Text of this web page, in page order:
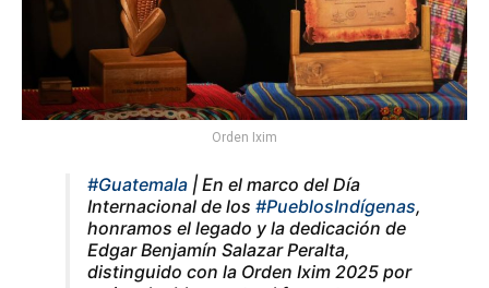
Orden Ixim
#Guatemala | En el marco del Día
Internacional de los #PueblosIndígenas,
honramos el legado y la dedicación de
Edgar Benjamín Salazar Peralta,
distinguido con la Orden Ixim 2025 por